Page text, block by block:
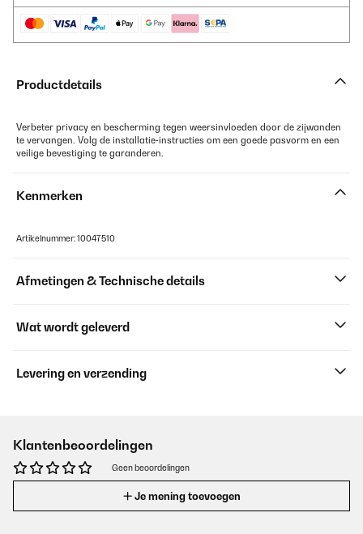
Productdetails
Verbeter privacy en bescherming tegen weersinvloeden door de zijwanden
te vervangen. Volg de installatie‑instructies om een goede pasvorm en een
veilige bevestiging te garanderen.
Kenmerken
Artikelnummer: 10047510
Afmetingen & Technische details
Wat wordt geleverd
Levering en verzending
Klantenbeoordelingen
Geen beoordelingen
Je mening toevoegen